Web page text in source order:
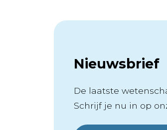
Nieuwsbrief
De laatste
Schrijf je nu in op